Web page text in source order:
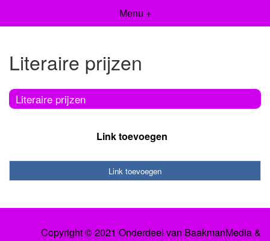
Menu +
Literaire prijzen
Literaire prijzen
Link toevoegen
Link toevoegen
Copyright © 2021 Onderdeel van BaakmanMedia&